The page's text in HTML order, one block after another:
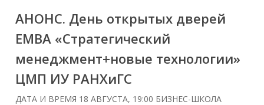
АНОНС. День открытых дверей
ЕМВА «Стратегический
менеджмент+новые технологии»
ЦМП ИУ РАНХиГС
ДАТА И ВРЕМЯ 18 АВГУСТА, 19:00 БИЗНЕС-ШКОЛА